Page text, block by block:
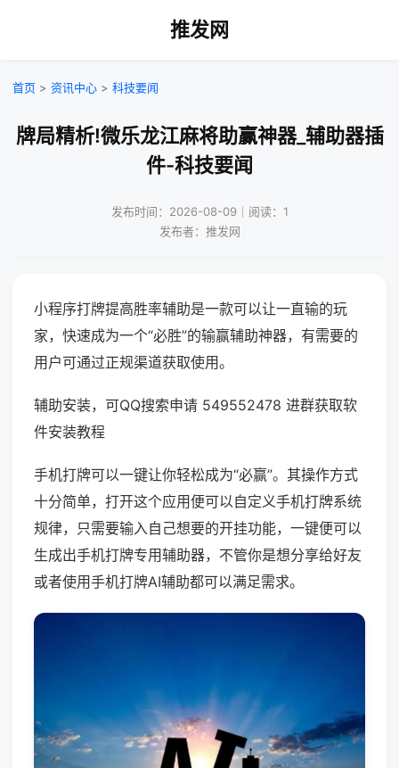
推发网
首页 > 资讯中心 > 科技要闻
牌局精析!微乐龙江麻将助赢神器_辅助器插
件-科技要闻
发布时间：2026-08-09｜阅读：1
发布者：推发网
小程序打牌提高胜率辅助是一款可以让一直输的玩
家，快速成为一个“必胜”的输赢辅助神器，有需要的
用户可通过正规渠道获取使用。
辅助安装，可QQ搜索申请 549552478 进群获取软
件安装教程
手机打牌可以一键让你轻松成为“必赢”。其操作方式
十分简单，打开这个应用便可以自定义手机打牌系统
规律，只需要输入自己想要的开挂功能，一键便可以
生成出手机打牌专用辅助器，不管你是想分享给好友
或者使用手机打牌AI辅助都可以满足需求。